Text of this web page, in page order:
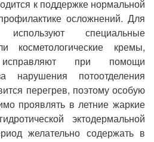
к поддержке нормальной
осложнений. Для
специальные
косметологические кремы,
при помощи
нарушения потоотделения
перегрев, поэтому особую
проявлять в летние жаркие
эктодермальной
желательно содержать в